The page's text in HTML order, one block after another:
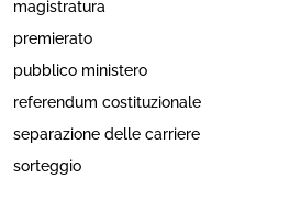
magistratura
premierato
pubblico ministero
referendum costituzionale
separazione delle carriere
sorteggio